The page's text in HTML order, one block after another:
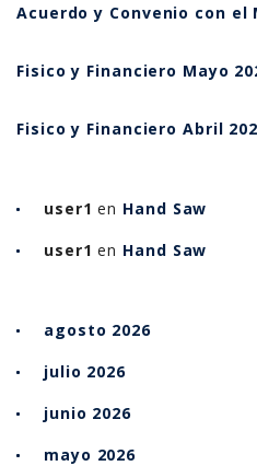
Acuerdo y Convenio con el
Fisico y Financiero Mayo
Fisico y Financiero Abril
user1 en Hand Saw
user1 en Hand Saw
agosto 2026
julio 2026
junio 2026
mayo 2026